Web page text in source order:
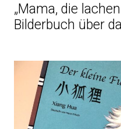
„Mama, die
Bilderbuch über